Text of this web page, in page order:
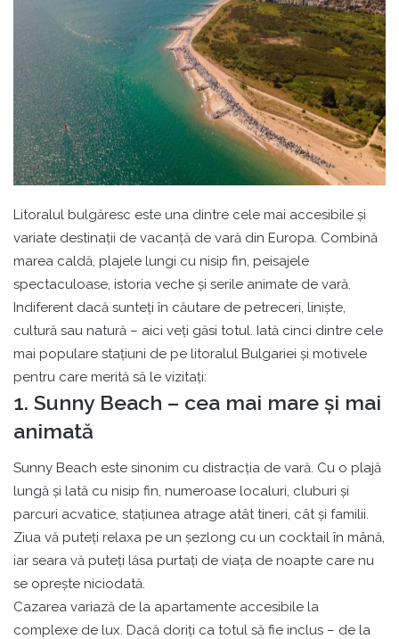
Litoralul bulgăresc este una dintre cele mai accesibile și
variate destinații de vacanță de vară din Europa. Combină
marea caldă, plajele lungi cu nisip fin, peisajele
spectaculoase, istoria veche și serile animate de vară.
Indiferent dacă sunteți în căutare de petreceri, liniște,
cultură sau natură – aici veți găsi totul. Iată cinci dintre cele
mai populare stațiuni de pe litoralul Bulgariei și motivele
pentru care merită să le vizitați:
1. Sunny Beach – cea mai mare și mai
animată
Sunny Beach este sinonim cu distracția de vară. Cu o plajă
lungă și lată cu nisip fin, numeroase localuri, cluburi și
parcuri acvatice, stațiunea atrage atât tineri, cât și familii.
Ziua vă puteți relaxa pe un șezlong cu un cocktail în mână,
iar seara vă puteți lăsa purtați de viața de noapte care nu
se oprește niciodată.
Cazarea variază de la apartamente accesibile la
complexe de lux. Dacă doriți ca totul să fie inclus – de la